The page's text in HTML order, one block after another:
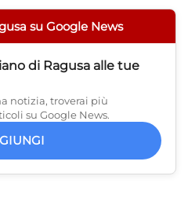
su Google News
di Ragusa alle tue
notizia, troverai più
su Google News.